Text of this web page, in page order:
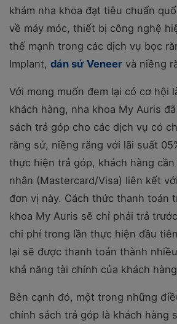
khám nha khoa đạt tiêu chuẩn
về máy móc, thiết bị công nghệ
thế mạnh trong các dịch vụ bọc
Implant, dán sứ Veneer và niềng
Với mong muốn đem lại có cơ hội
khách hàng, nha khoa My Auris
sách trả góp cho các dịch vụ có
răng sứ, niềng răng với lãi suất
thực hiện trả góp, khách hàng
nhân (Mastercard/Visa) liên kết
đơn vị này. Cách thức thanh toán
khoa My Auris sẽ chỉ phải trả
chi phí trong lần thực hiện đầu
lại sẽ được thanh toán thành
khả năng tài chính của khách
Bên cạnh đó, một trong những
chính sách trả góp là khách hàng